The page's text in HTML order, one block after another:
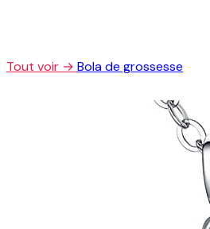
Tout voir → Bola de grossesse